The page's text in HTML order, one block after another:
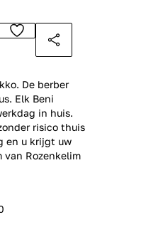
De berber
Elk Beni
in huis.
risico thuis
en u krijgt uw
Rozenkelim